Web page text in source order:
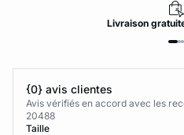
Livraison
{0} avis clientes
Avis vérifiés en accord avec les
20488
Taille